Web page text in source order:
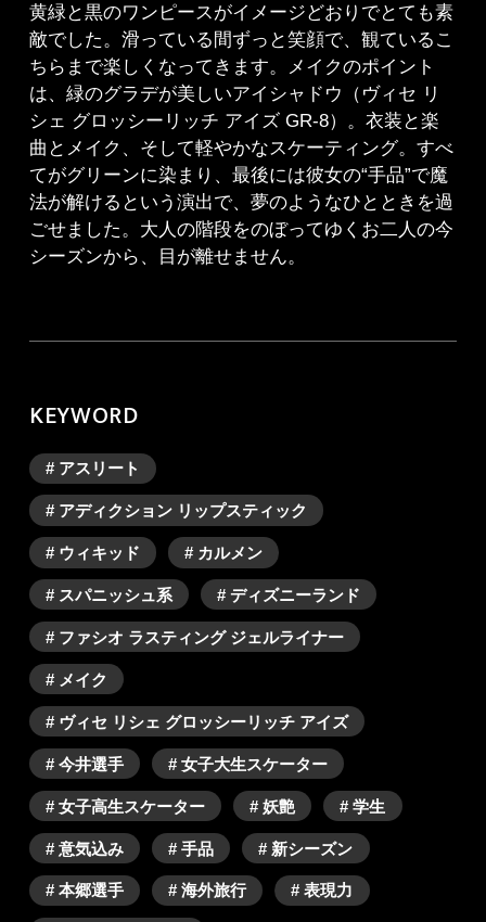
黄緑と黒のワンピースがイメージどおりでとても素
敵でした。滑っている間ずっと笑顔で、観ているこ
ちらまで楽しくなってきます。メイクのポイント
は、緑のグラデが美しいアイシャドウ（ヴィセ リ
シェ グロッシーリッチ アイズ GR-8）。衣装と楽
曲とメイク、そして軽やかなスケーティング。すべ
てがグリーンに染まり、最後には彼女の“手品”で魔
法が解けるという演出で、夢のようなひとときを過
ごせました。大人の階段をのぼってゆくお二人の今
シーズンから、目が離せません。
KEYWORD
# アスリート
# アディクション リップスティック
# ウィキッド # カルメン
# スパニッシュ系 # ディズニーランド
# ファシオ ラスティング ジェルライナー
# メイク
# ヴィセ リシェ グロッシーリッチ アイズ
# 今井選手 # 女子大生スケーター
# 女子高生スケーター # 妖艶 # 学生
# 意気込み # 手品 # 新シーズン
# 本郷選手 # 海外旅行 # 表現力